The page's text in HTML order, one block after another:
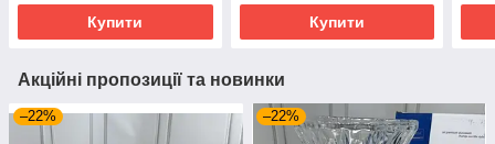
Купити Купити
Акційні пропозиції та новинки
–22% –22%